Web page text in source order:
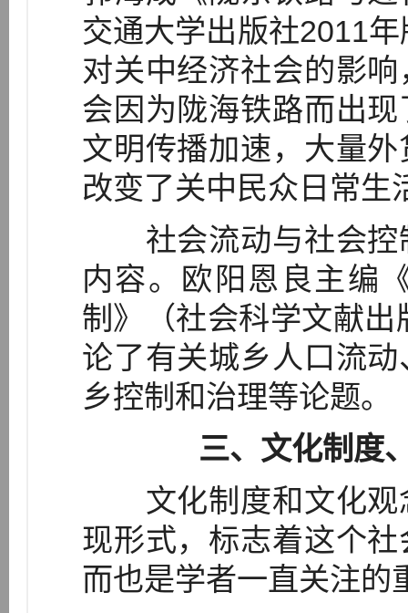
交通大学出版社2011
对关中经济社会的影
会因为陇海铁路而出
文明传播加速，大量
改变了关中民众日常生
社会流动与社会控
内容。欧阳恩良主编
制》（社会科学文献
论了有关城乡人口流
乡控制和治理等论题。
三、文化制度
文化制度和文化观
现形式，标志着这个
而也是学者一直关注的